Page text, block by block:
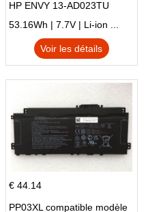
HP ENVY 13-AD023TU
HSTNN-DB8C 921438-855
TPN-I128
53.16Wh | 7.7V | Li-ion ...
Voir les détails
€ 44.14
PP03XL compatible modèle